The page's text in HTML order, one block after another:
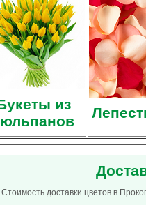
из
Стоимость доставки цветов в